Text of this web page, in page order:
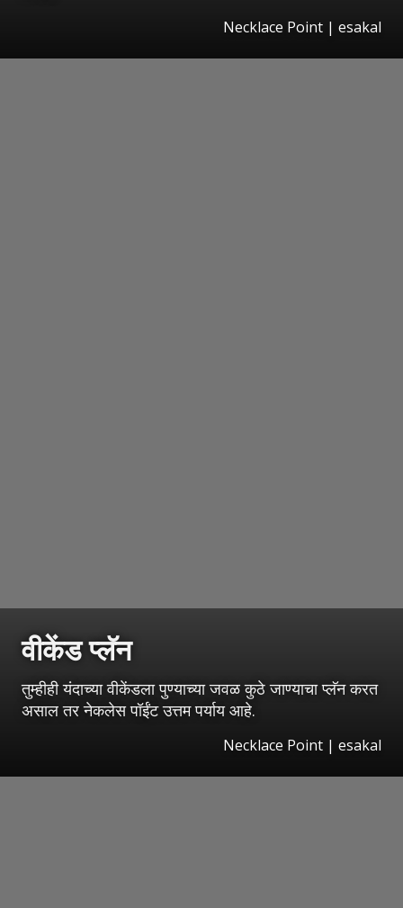
Necklace Point | esakal
वीकेंड प्लॅन
तुम्हीही यंदाच्या वीकेंडला पुण्याच्या जवळ कुठे जाण्याचा प्लॅन करत
असाल तर नेकलेस पॉईंट उत्तम पर्याय आहे.
Necklace Point | esakal